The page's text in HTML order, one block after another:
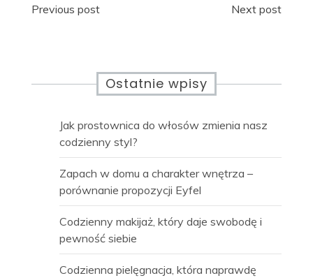
Nawigacja
Previous post Next post
Ostatnie wpisy
Jak prostownica do włosów zmienia nasz
codzienny styl?
Zapach w domu a charakter wnętrza –
porównanie propozycji Eyfel
Codzienny makijaż, który daje swobodę i
pewność siebie
Codzienna pielęgnacja, która naprawdę